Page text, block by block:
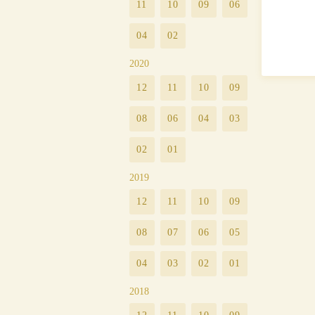
11 10 09 06
04 02
2020
12 11 10 09
08 06 04 03
02 01
2019
12 11 10 09
08 07 06 05
04 03 02 01
2018